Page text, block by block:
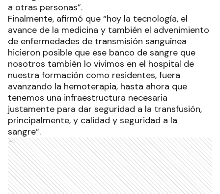
a otras personas”.
Finalmente, afirmó que “hoy la tecnología, el
avance de la medicina y también el advenimiento
de enfermedades de transmisión sanguínea
hicieron posible que ese banco de sangre que
nosotros también lo vivimos en el hospital de
nuestra formación como residentes, fuera
avanzando la hemoterapia, hasta ahora que
tenemos una infraestructura necesaria
justamente para dar seguridad a la transfusión,
principalmente, y calidad y seguridad a la
sangre”.
Ads